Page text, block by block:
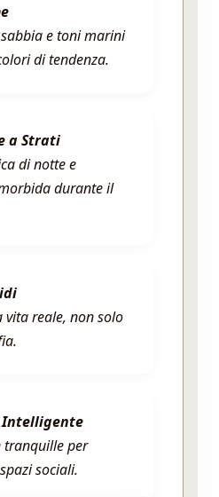
e toni marini
di tendenza.
a Strati
di notte e
durante il
vita reale, non solo
Intelligente
tranquille per
sociali.